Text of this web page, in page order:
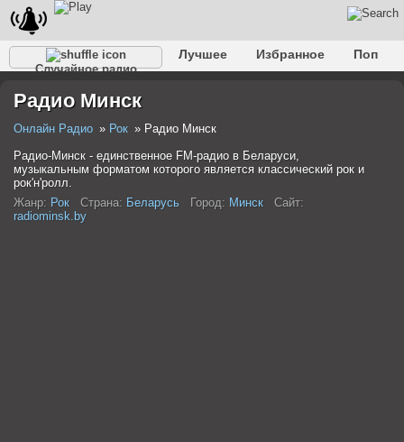
Случайное радио
Лучшее Избранное
Поп
Разговорное
Рэп
Радио Минск
Онлайн Радио Рок
Радио Минск
Радио-Минск - единственное FM-радио в Беларуси,
музыкальным форматом которого является классический рок и
рок'н'ролл.
Жанр: Рок Страна: Беларусь Город: Минск
Сайт:
radiominsk.by